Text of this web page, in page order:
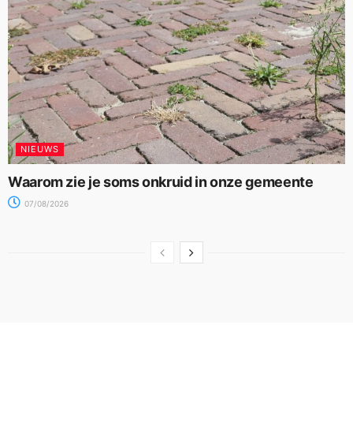
NIEUWS
Waarom zie je soms onkruid in onze gemeente
07/08/2026